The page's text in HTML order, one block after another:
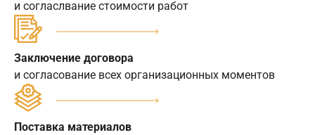
и согласлвание стоимости работ
Заключение договора
и согласование всех организационных моментов
Поставка материалов